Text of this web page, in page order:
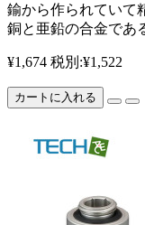
鍮から作られていて
銅と亜鉛の合金であ
¥1,674 税別:¥1,522
カートに入れる